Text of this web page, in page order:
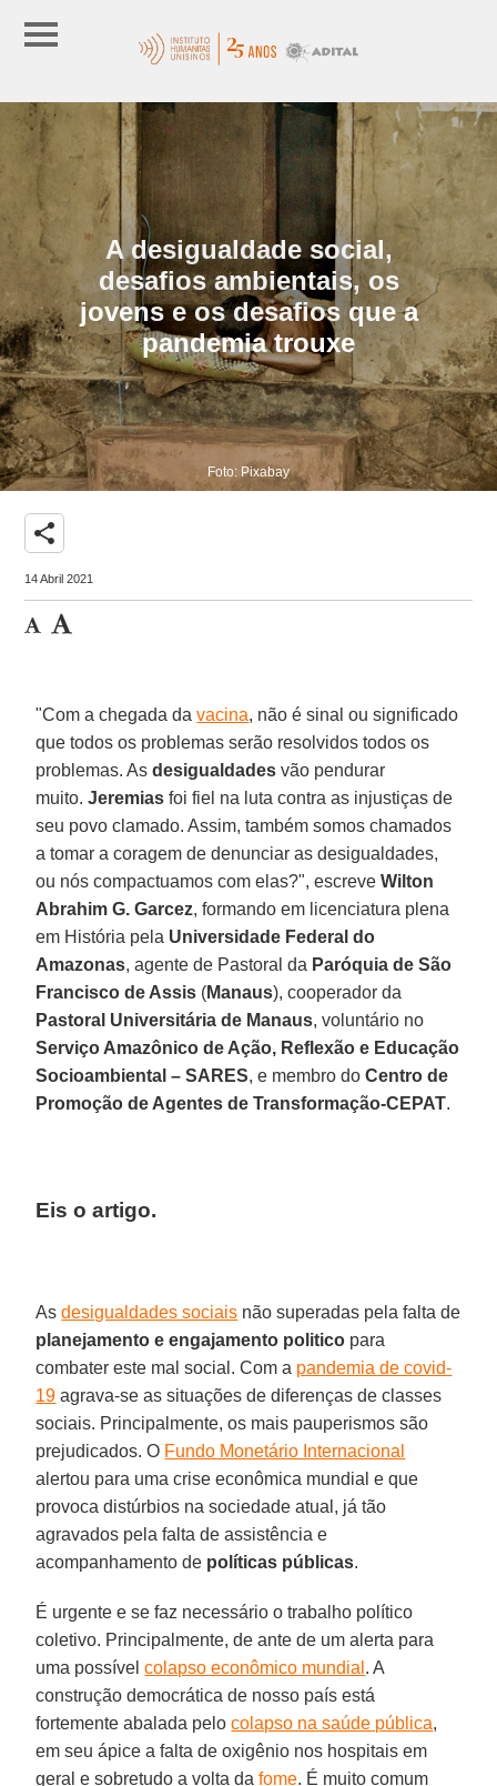
A desigualdade social,
desafios ambientais, os
jovens e os desafios que a
pandemia trouxe
Foto: Pixabay
share
14 Abril 2021
"Com a chegada davacina, não é sinal ou significado
que todos os problemas serão resolvidos todos os
problemas. Asdesigualdades vão pendurar
muito.Jeremias foi fiel na luta contra as injustiças de
seu povo clamado. Assim, também somos chamados
a tomar a coragem de denunciar as desigualdades,
ou nós compactuamos com elas?", escreveWilton
Abrahim G. Garcez, formando em licenciatura plena
em História pela Universidade Federal do
Amazonas, agente de Pastoral da Paróquia de São
Francisco de Assis (Manaus), cooperador da
Pastoral Universitária de Manaus, voluntário no
Serviço Amazônico de Ação, Reflexão e Educação
Socioambiental – SARES, e membro doCentro de
Promoção de Agentes de Transformação-CEPAT.
Eis o artigo.
Asdesigualdades sociais não superadas pela falta de
planejamento e engajamento politico para
combater este mal social. Com a pandemia de covid-
19 agrava-se as situações de diferenças de classes
sociais. Principalmente, os mais pauperismos são
prejudicados. O Fundo Monetário Internacional
alertou para uma crise econômica mundial e que
provoca distúrbios na sociedade atual, já tão
agravados pela falta de assistência e
acompanhamento de políticas públicas.
É urgente e se faz necessário o trabalho político
coletivo. Principalmente, de ante de um alerta para
uma possívelcolapso econômico mundial . A
construção democrática de nosso país está
fortemente abalada pelocolapso na saúde pública,
em seu ápice a falta de oxigênio nos hospitais em
geral e sobretudo a volta dafome. É muito comum